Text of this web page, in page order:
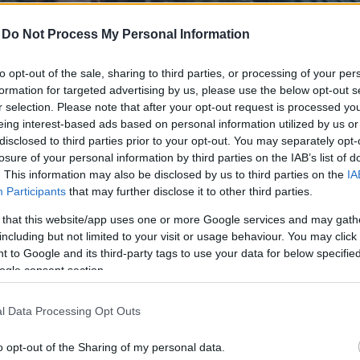
Do Not Process My Personal Information
opt-out of the sale, sharing to third parties, or processing of your
for targeted advertising by us, please use the below opt-out
selection. Please note that after your opt-out request is processed
interest-based ads based on personal information utilized by us
to third parties prior to your opt-out. You may separately
of your personal information by third parties on the IAB’s list of
This information may also be disclosed by us to third parties on the
Participants that may further disclose it to other third parties.
that this website/app uses one or more Google services and may
but not limited to your visit or usage behaviour. You may
to Google and its third-party tags to use your data for below
consent section.
Data Processing Opt Outs
opt-out of the Sharing of my personal data.
vagy ételosztásról, az altruizmussal nem csak másoknak
magaddal is jót teszel. Kutatások
pozitív mentális egészséggel és jóléttel. Csak
hogy az ember ne essen át a ló túloldalára,